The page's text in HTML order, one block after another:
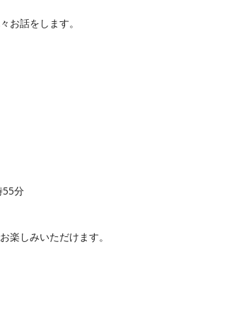
お話をします。
55分
楽しみいただけます。